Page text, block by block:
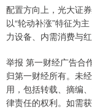
配置方向上，光大证
以“轮动补涨”特征为
力设备、内需消费与红
举报 第一财经广告合
归第一财经所有。未
用，包括转载、摘编
律责任的权利。如需